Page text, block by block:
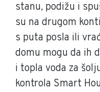
stanu, podižu i
su na drugom
s puta posla ili
domu mogu da ih
i topla voda za
kontrola Smart